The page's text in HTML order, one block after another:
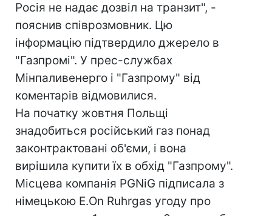
Росія не надає дозвіл на транзит", -
пояснив співрозмовник. Цю
інформацію підтвердило джерело в
"Газпромі". У прес-службах
Мінпаливенерго і "Газпрому" від
коментарів відмовилися.
На початку жовтня Польщі
знадобиться російський газ понад
законтрактовані об'єми, і вона
вирішила купити їх в обхід "Газпрому".
Місцева компанія PGNiG підписала з
німецькою E.On Ruhrgas угоду про